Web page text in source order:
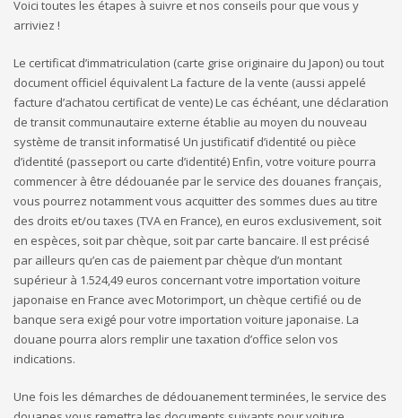
Voici toutes les étapes à suivre et nos conseils pour que vous y
arriviez !
Le certificat d’immatriculation (carte grise originaire du Japon) ou tout
document officiel équivalent La facture de la vente (aussi appelé
facture d’achatou certificat de vente) Le cas échéant, une déclaration
de transit communautaire externe établie au moyen du nouveau
système de transit informatisé Un justificatif d’identité ou pièce
d’identité (passeport ou carte d’identité) Enfin, votre voiture pourra
commencer à être dédouanée par le service des douanes français,
vous pourrez notamment vous acquitter des sommes dues au titre
des droits et/ou taxes (TVA en France), en euros exclusivement, soit
en espèces, soit par chèque, soit par carte bancaire. Il est précisé
par ailleurs qu’en cas de paiement par chèque d’un montant
supérieur à 1.524,49 euros concernant votre importation voiture
japonaise en France avec Motorimport, un chèque certifié ou de
banque sera exigé pour votre importation voiture japonaise. La
douane pourra alors remplir une taxation d’office selon vos
indications.
Une fois les démarches de dédouanement terminées, le service des